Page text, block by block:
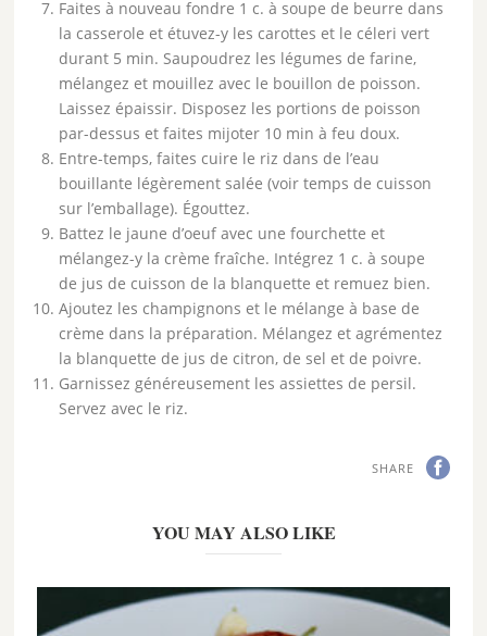
Faites à nouveau fondre 1 c. à soupe de beurre dans
la casserole et étuvez-y les carottes et le céleri vert
durant 5 min. Saupoudrez les légumes de farine,
mélangez et mouillez avec le bouillon de poisson.
Laissez épaissir. Disposez les portions de poisson
par-dessus et faites mijoter 10 min à feu doux.
Entre-temps, faites cuire le riz dans de l’eau
bouillante légèrement salée (voir temps de cuisson
sur l’emballage). Égouttez.
Battez le jaune d’oeuf avec une fourchette et
mélangez-y la crème fraîche. Intégrez 1 c. à soupe
de jus de cuisson de la blanquette et remuez bien.
Ajoutez les champignons et le mélange à base de
crème dans la préparation. Mélangez et agrémentez
la blanquette de jus de citron, de sel et de poivre.
Garnissez généreusement les assiettes de persil.
Servez avec le riz.
SHARE
YOU MAY ALSO LIKE